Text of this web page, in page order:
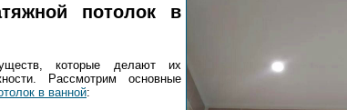
потолок в
которые делают их
Рассмотрим основные
в ванной: